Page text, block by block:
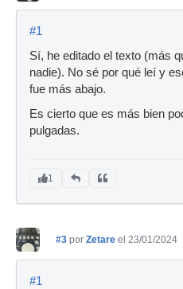
#1
Sí, he editado el texto (más
nadie). No sé por qué leí y
fue más abajo.
Es cierto que es más bien
pulgadas.
1
#3 por Zetare el 23/01/2024
#1